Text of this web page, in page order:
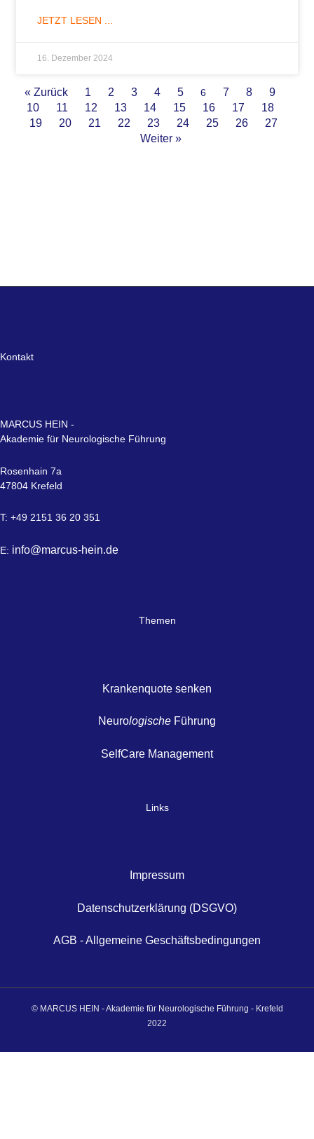
JETZT LESEN ...
16. Dezember 2024
« Zurück 1 2 3 4 5 6 7 8
9
10
11 12 13 14 15 16 17
18
19
20 21 22 23 24 25 26
27
Weiter »
Kontakt
MARCUS HEIN -
Akademie für Neurologische Führung
Rosenhain 7a
47804 Krefeld
T: +49 2151 36 20 351
E: info@marcus-hein.de
Themen
Krankenquote senken
Neurologische Führung
SelfCare Management
Links
Impressum
Datenschutzerklärung (DSGVO)
AGB - Allgemeine Geschäftsbedingungen
© MARCUS HEIN - Akademie für Neurologische Führung - Krefeld
2022